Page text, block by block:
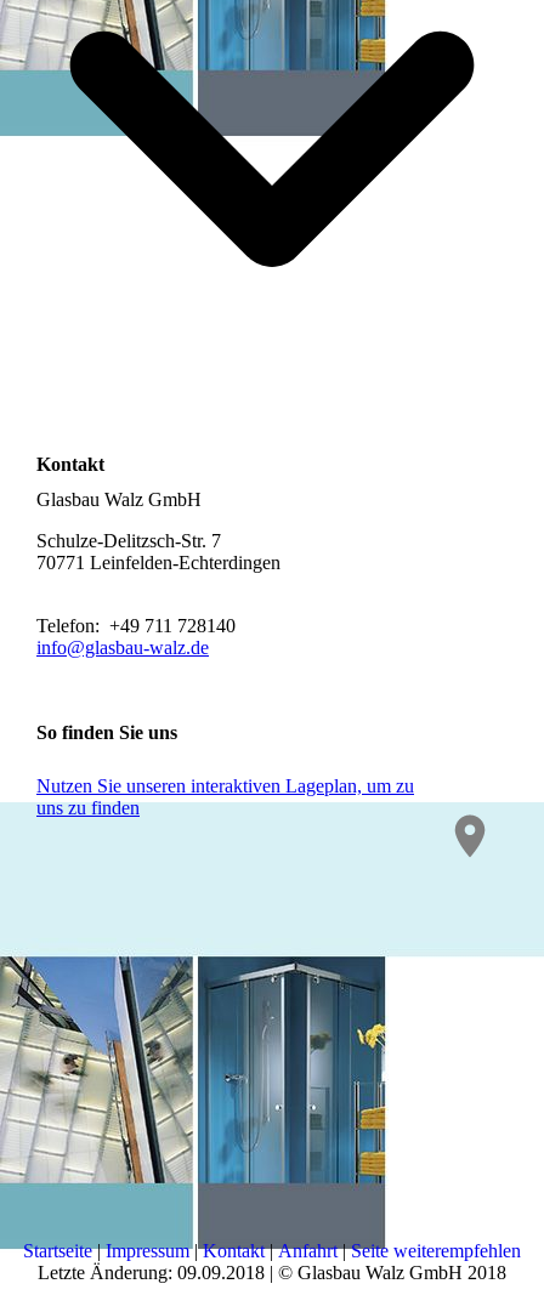
Kontakt
Glasbau Walz GmbH
Schulze-Delitzsch-Str. 7
70771 Leinfelden-Echterdingen
Telefon: +49 711 728140
info@glasbau-walz.de
So finden Sie uns
Nutzen Sie unseren interaktiven La­ge­plan, um zu
uns zu finden
Startseite|Impressum|Kontakt|Anfahrt|Seite weiterempfehlen
Letzte Änderung: 09.09.2018 | © Glasbau Walz GmbH 2018